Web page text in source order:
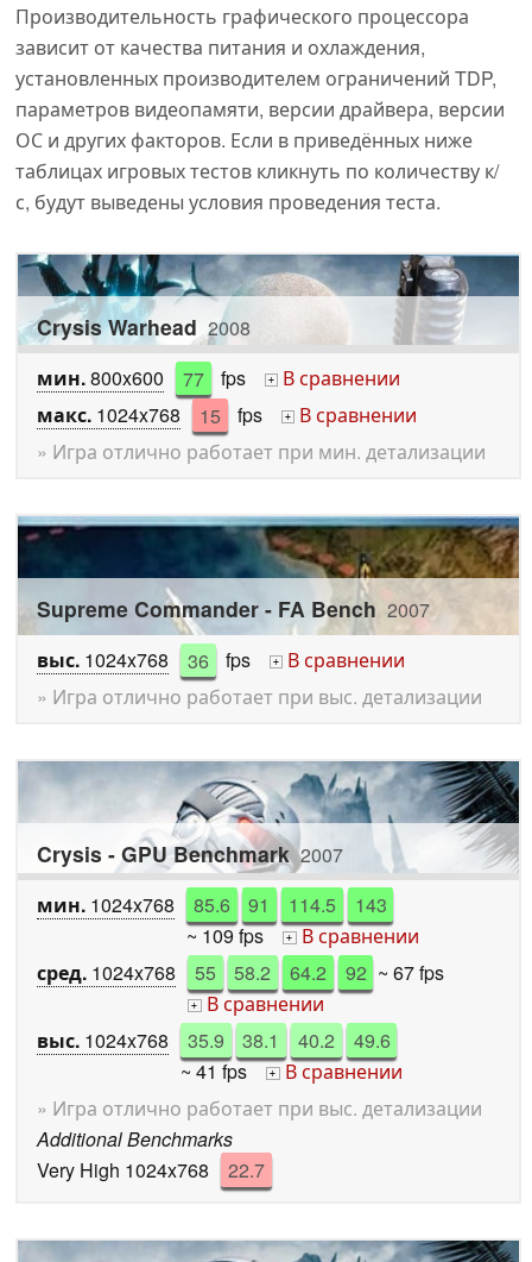
Производительность графического процессора
зависит от качества питания и охлаждения,
установленных производителем ограничений TDP,
параметров видеопамяти, версии драйвера, версии
ОС и других факторов. Если в приведённых ниже
таблицах игровых тестов кликнуть по количеству к/
с, будут выведены условия проведения теста.
Crysis Warhead 2008
мин.800x600 77 fps +
В сравнении
макс. 1024x768 15 fps +
В сравнении
» Игра отлично работает при мин. детализации
Supreme Commander - FA Bench 2007
выс. 1024x768 36 fps +
В сравнении
» Игра отлично работает при выс. детализации
Crysis - GPU Benchmark 2007
мин. 1024x768 85.6 91 114.5
143
~ 109 fps
+ В сравнении
сред. 1024x768 55 58.2 64.2 92 ~ 67 fps
+ В сравнении
выс. 1024x768 35.9 38.1 40.2
49.6
~ 41 fps + В сравнении
» Игра отлично работает при выс. детализации
Additional Benchmarks
Very High 1024x768
22.7